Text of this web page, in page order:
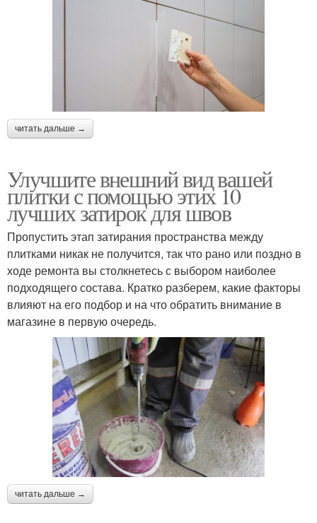
читать дальше →
Улучшите внешний вид вашей
плитки с помощью этих 10
лучших затирок для швов
Пропустить этап затирания пространства между
плитками никак не получится, так что рано или поздно в
ходе ремонта вы столкнетесь с выбором наиболее
подходящего состава. Кратко разберем, какие факторы
влияют на его подбор и на что обратить внимание в
магазине в первую очередь.
читать дальше →